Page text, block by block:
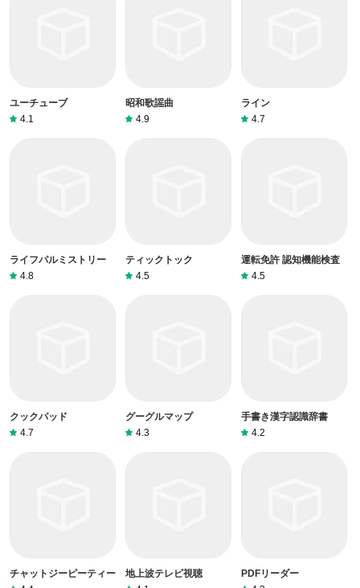
ユーチューブ
4.1
昭和歌謡曲
4.9
ライン
4.7
ライフパルミストリー
4.8
ティックトック
4.5
運転免許 認知機能検査
4.5
クックパッド
4.7
グーグルマップ
4.3
手書き漢字認識辞書
4.2
チャットジーピーティー
地上波テレビ視聴
PDFリーダー